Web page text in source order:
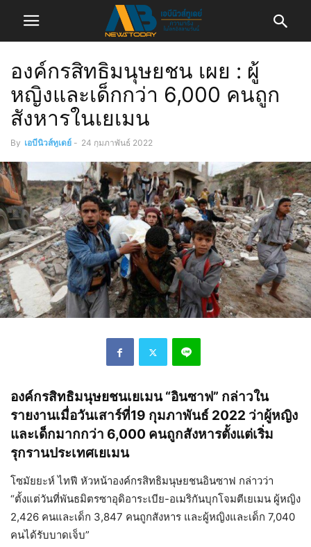
องค์กรสิทธิมนุษยชน เผย : ผู้
หญิงและเด็กกว่า 6,000 คนถูก
สังหารในเยเมน
By เอบีนิวส์ทูเดย์ - 24 กุมภาพันธ์ 2022
องค์กรสิทธิมนุษยชนเยเมน “อินซาฟ” กล่าวใน
รายงานเมื่อวันเสาร์ที่19 กุมภาพันธ์ 2022 ว่าผู้หญิง
และเด็กมากกว่า 6,000 คนถูกสังหารตั้งแต่เริ่ม
รุกรานประเทศเยเมน
โซมัยยะห์ ไทฟี หัวหน้าองค์กรสิทธิมนุษยชนอินซาฟ กล่าวว่า
“ตั้งแต่วันที่พันธมิตรซาอุดิอาระเบีย-อเมริกันบุกโจมตีเยเมน ผู้หญิง
2,426 คนและเด็ก 3,847 คนถูกสังหาร และผู้หญิงและเด็ก 7,040
คนได้รับบาดเจ็บ”